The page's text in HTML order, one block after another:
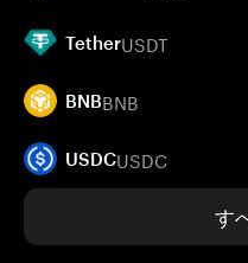
TetherUSDT
BNBBNB
USDCUSDC
す